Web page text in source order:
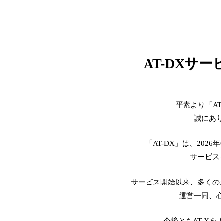
AT-DXサー
平素より「
誠にあ
「AT-DX」は、2026
サービ
サービス開始以来、多く
運営一同、